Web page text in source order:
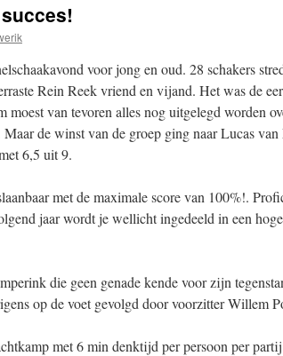
voor jong en oud. 28 schakers
Rein Reek vriend en vijand. Het was de
moest van tevoren alles nog uitgelegd worden
de winst van de groep ging naar Lucas van
6,5 uit 9.
met de maximale score van 100%!.
jaar wordt je wellicht ingedeeld in een
die geen genade kende voor zijn
op de voet gevolgd door voorzitter Willem
met 6 min denktijd per persoon per